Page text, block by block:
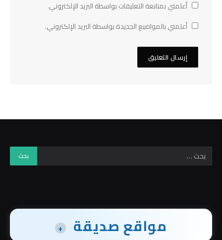
أعلمني بمتابعة التعليقات بواسطة البريد الإلكتروني.
أعلمني بالمواضيع الجديدة بواسطة البريد الإلكتروني.
مواقع صديقة +